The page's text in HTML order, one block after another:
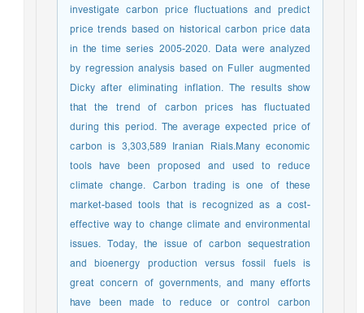
investigate carbon price fluctuations and predict
price trends based on historical carbon price data
in the time series 2005-2020. Data were analyzed
by regression analysis based on Fuller augmented
Dicky after eliminating inflation. The results show
that the trend of carbon prices has fluctuated
during this period. The average expected price of
carbon is 3,303,589 Iranian Rials.Many economic
tools have been proposed and used to reduce
climate change. Carbon trading is one of these
market-based tools that is recognized as a cost-
effective way to change climate and environmental
issues. Today, the issue of carbon sequestration
and bioenergy production versus fossil fuels is
great concern of governments, and many efforts
have been made to reduce or control carbon